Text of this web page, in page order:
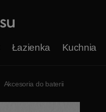
Łazienka Kuchnia
Akcesoria do baterii